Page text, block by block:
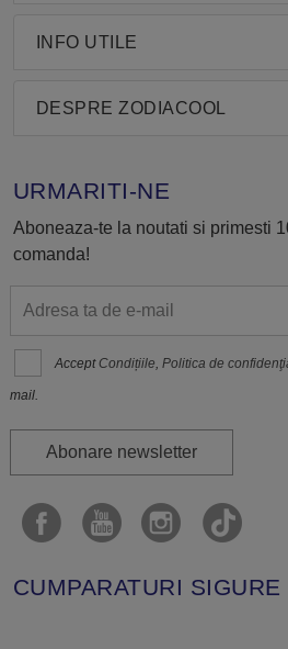
INFO UTILE
DESPRE ZODIACOOL
URMARITI-NE
Aboneaza-te la noutati si primesti
comanda!
Accept Condițiile ,Politica de
mail.
Abonare newsletter
CUMPARATURI SIGURE